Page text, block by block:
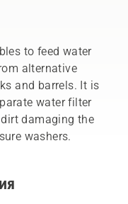
to feed water
alternative
and barrels. It is
water filter
damaging the
washers.